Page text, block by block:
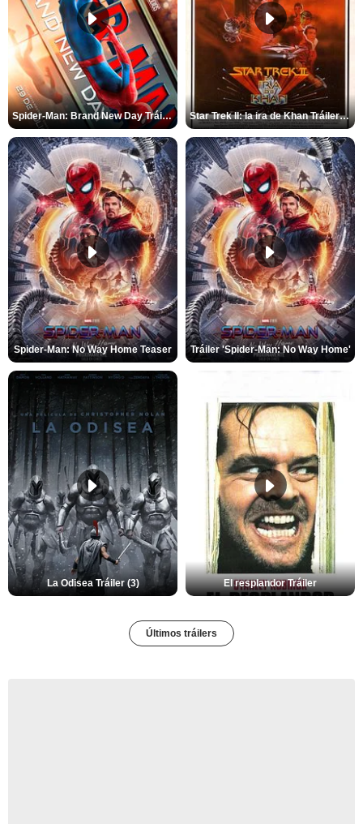
Spider-Man: Brand New Day Tráiler (3) Star Trek II: la ira de Khan Tráiler VO
Spider-Man: No Way Home Teaser Tráiler 'Spider-Man: No Way Home'
La Odisea Tráiler (3) El resplandor Tráiler
Últimos tráilers